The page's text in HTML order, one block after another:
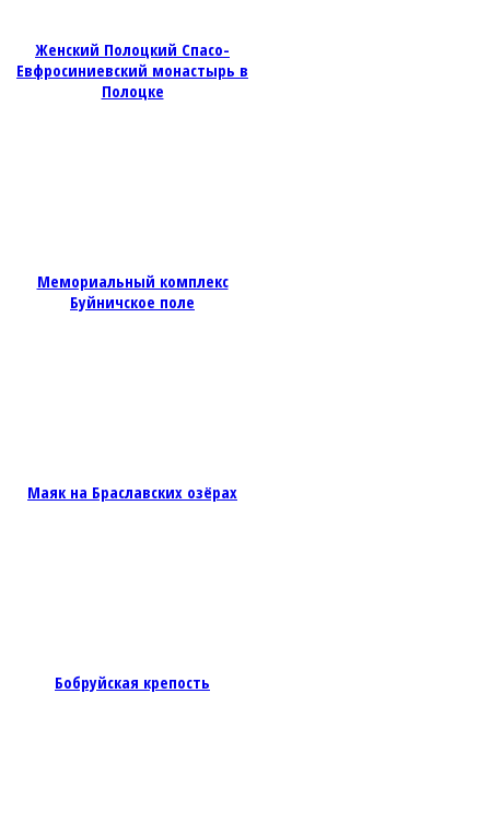
Женский Полоцкий Спасо-
Евфросиниевский монастырь в
Полоцке
Мемориальный комплекс
Буйничское поле
Маяк на Браславских озёрах
Бобруйская крепость